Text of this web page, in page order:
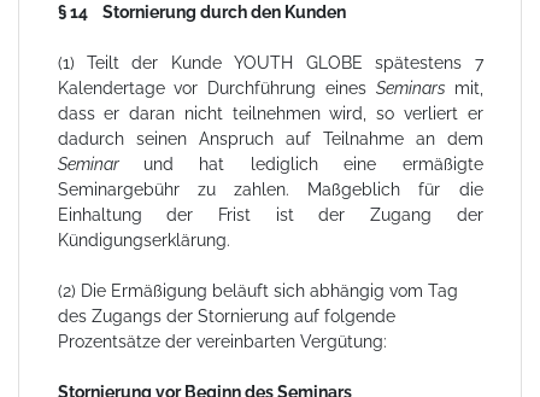
§ 14 Stornierung durch den Kunden
(1) Teilt der Kunde YOUTH GLOBE spätestens 7
Kalendertage vor Durchführung eines Seminars mit,
dass er daran nicht teilnehmen wird, so verliert er
dadurch seinen Anspruch auf Teilnahme an dem
Seminar und hat lediglich eine ermäßigte
Seminargebühr zu zahlen. Maßgeblich für die
Einhaltung der Frist ist der Zugang der
Kündigungserklärung.
(2) Die Ermäßigung beläuft sich abhängig vom Tag
des Zugangs der Stornierung auf folgende
Prozentsätze der vereinbarten Vergütung:
Stornierung vor Beginn des Seminars